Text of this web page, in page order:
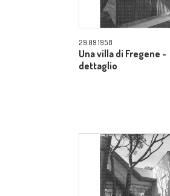
29.09.1958
Una villa di Fregene -
dettaglio